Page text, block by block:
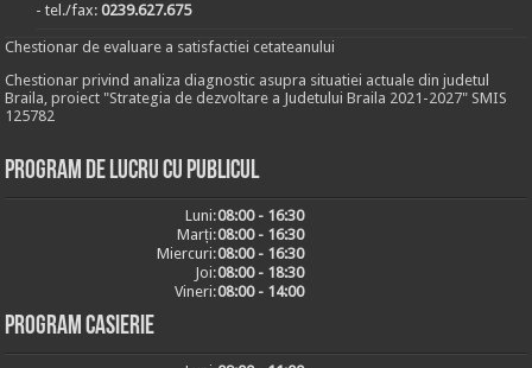
- tel./fax:0239.627.675
Chestionar de evaluare a satisfactiei cetateanului
Chestionar privind analiza diagnostic asupra situatiei actuale din judetul
Braila, proiect "Strategia de dezvoltare a Judetului Braila 2021-2027" SMIS
125782
Program de lucru cu publicul
Luni:08:00 - 16:30
Marți:08:00 - 16:30
Miercuri:08:00 - 16:30
Joi:08:00 - 18:30
Vineri:08:00 - 14:00
Program casierie